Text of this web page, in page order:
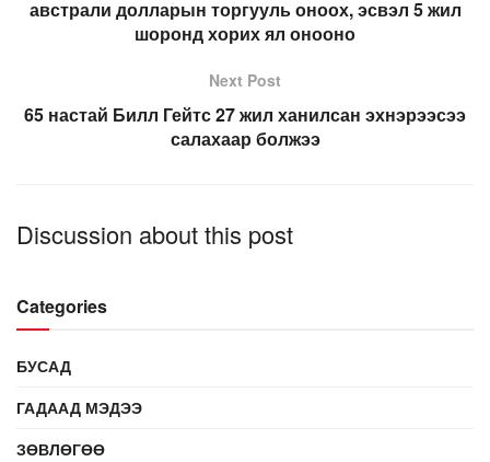
австрали долларын торгууль оноох, эсвэл 5 жил
шоронд хорих ял онооно
Next Post
65 настай Билл Гейтс 27 жил ханилсан эхнэрээсээ
салахаар болжээ
Discussion about this post
Categories
БУСАД
ГАДААД МЭДЭЭ
ЗӨВЛӨГӨӨ